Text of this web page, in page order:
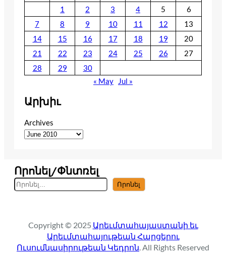
1
2 3 4 5
6
7
8 9 10 11 12
13
14
15 16 17 18 19
20
21
22 23 24 25 26
27
28
29
30
« May
Jul »
Արխիւ
Archives
Որոնել/Փնտռել
S
e
c
h
Որոնել
Copyright © 2025 Արեւմտահայաստանի եւ
Արեւմտահայութեան Հարցերու
Ուսումնասիրութեան Կեդրոն. All Rights Reserved